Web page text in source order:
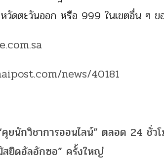
วัดตะวันออก หรือ 999 ในเขตอื่น ๆ ข
news/40181
ยนักวิชาการออนไลน์” ตลอด 24 ชั่ว
สยิดอัลอักซอ” ครั้งใหญ่